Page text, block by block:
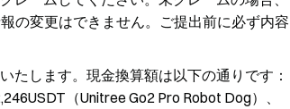
の変更はできません。ご提出前に必ず内容
たします。現金換算額は以下の通りです：
（Unitree Go2 Pro Robot Dog）、